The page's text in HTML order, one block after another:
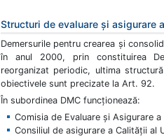
Structuri de evaluare şi asigurare
Demersurile pentru crearea şi
în anul 2000, prin constituirea
reorganizat periodic, ultima
obiectivele sunt precizate la Art. 92.
În subordinea DMC funcţionează:
Comisia de Evaluare şi Asigurare
Consiliul de asigurare a Calităţii al